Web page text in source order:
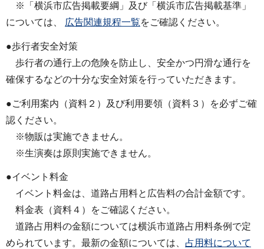
※「横浜市広告掲載要綱」及び「横浜市広告掲載基準」
については、
広告関連規程一覧をご確認ください。
●歩行者安全対策
歩行者の通行上の危険を防止し、安全かつ円滑な通行を
確保するなどの十分な安全対策を行っていただきます。
●ご利用案内（資料２）及び利用要領（資料３）を必ずご確
認ください。
※物販は実施できません。
※生演奏は原則実施できません。
●イベント料金
イベント料金は、道路占用料と広告料の合計金額です。
料金表（資料４）をご確認ください。
道路占用料の金額については横浜市道路占用料条例で定
められています。最新の金額については、 占用料について